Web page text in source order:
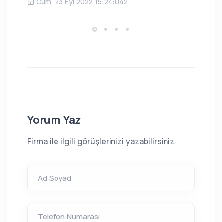
Yorum Yaz
Firma ile ilgili görüşlerinizi yazabilirsiniz
Ad Soyad
Telefon Numarası